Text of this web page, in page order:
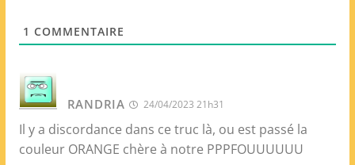
1 COMMENTAIRE
RANDRIA 24/04/2023 21h31
Il y a discordance dans ce truc là, ou est passé la
couleur ORANGE chère à notre PPPFOUUUUUU